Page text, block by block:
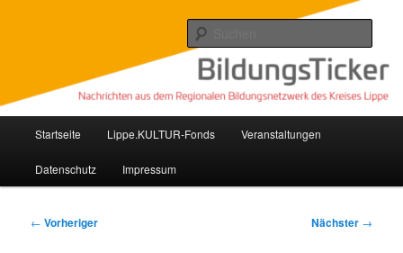
Lippe Bildungsticker
Nachrichten aus dem regionalen Bildungsnetzwerk des Kreises Lippe
Startseite Lippe.KULTUR-Fonds Veranstaltungen
Datenschutz Impressum
Beitragsnavigation
← Vorheriger Nächster →